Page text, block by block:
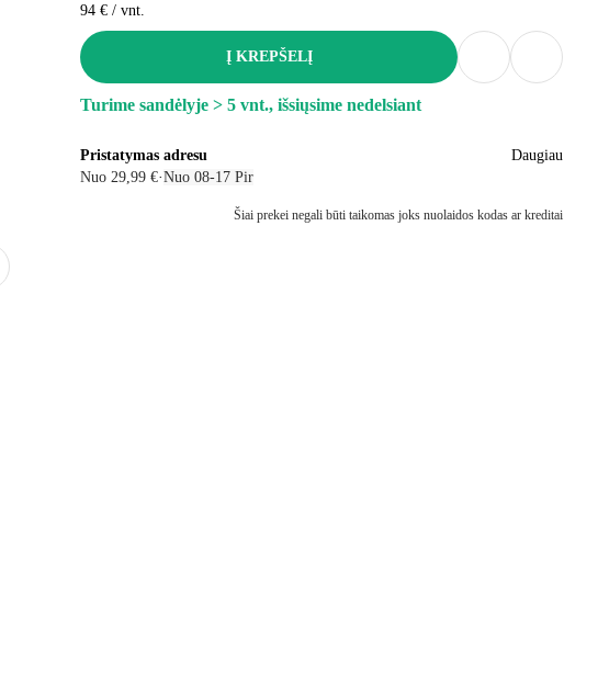
94 € / vnt.
Į KREPŠELĮ
Turime sandėlyje > 5 vnt., išsiųsime nedelsiant
Pristatymas adresu
Nuo 29,99 €·Nuo 08‑17 Pir
Daugiau
Šiai prekei negali būti taikomas joks nuolaidos kodas ar kreditai